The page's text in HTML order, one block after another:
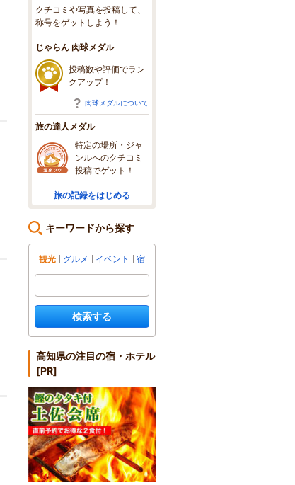
クチコミや写真を投稿して、
称号をゲットしよう！
じゃらん 肉球メダル
投稿数や評価でラン
クアップ！
肉球メダルについて
旅の達人メダル
特定の場所・ジャ
ンルへのクチコミ
投稿でゲット！
旅の記録をはじめる
キーワードから探す
観光 グルメ イベント 宿
検索する
高知県の注目の宿・ホテル
[PR]